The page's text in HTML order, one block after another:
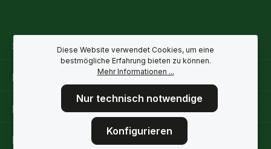
Service-Hotline
Rechtliche Hinweise
Informationen
Folge uns
Diese Website verwendet Cookies, um eine
bestmögliche Erfahrung bieten zu können.
Mehr Informationen ...
Nur technisch notwendige
Konfigurieren